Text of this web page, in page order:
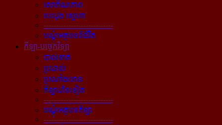
សោភ័ណភាព
បេះដូង ស្នេហា
----------------------------
បណ្ដុំអត្ថបទពីជីវិត
កីឡា-បច្ចេកវិទ្យា
បាល់ទាត់
ប្រដាល់
ប្រណាំងយាន
កីឡាដទៃទៀត
----------------------------
បណ្ដុំអត្ថបទកីឡា
----------------------------